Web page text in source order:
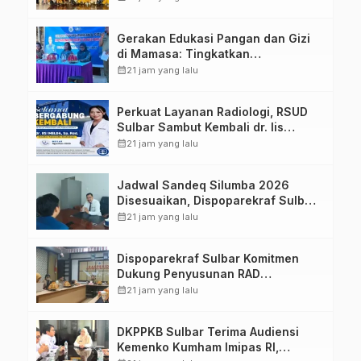
Gerakan Edukasi Pangan dan Gizi
di Mamasa: Tingkatkan
Pengetahuan dan Keterampilan
calendar_month21 jam yang lalu
Perkuat Layanan Radiologi, RSUD
Sulbar Sambut Kembali dr. Iis
Imelda, Sp.Rad
calendar_month21 jam yang lalu
Jadwal Sandeq Silumba 2026
Disesuaikan, Dispoparekraf Sulbar
Pastikan Persiapan Tetap
calendar_month21 jam yang lalu
Dispoparekraf Sulbar Komitmen
Dukung Penyusunan RAD
TPB/SDGs Sulawesi Barat
calendar_month21 jam yang lalu
DKPPKB Sulbar Terima Audiensi
Kemenko Kumham Imipas RI,